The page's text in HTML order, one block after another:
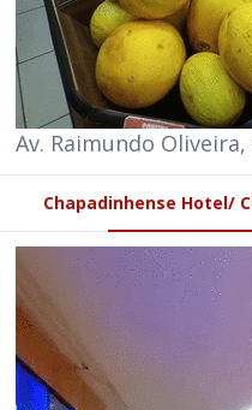
Av. Raimundo Oliveira,
Chapadinhense Hotel/